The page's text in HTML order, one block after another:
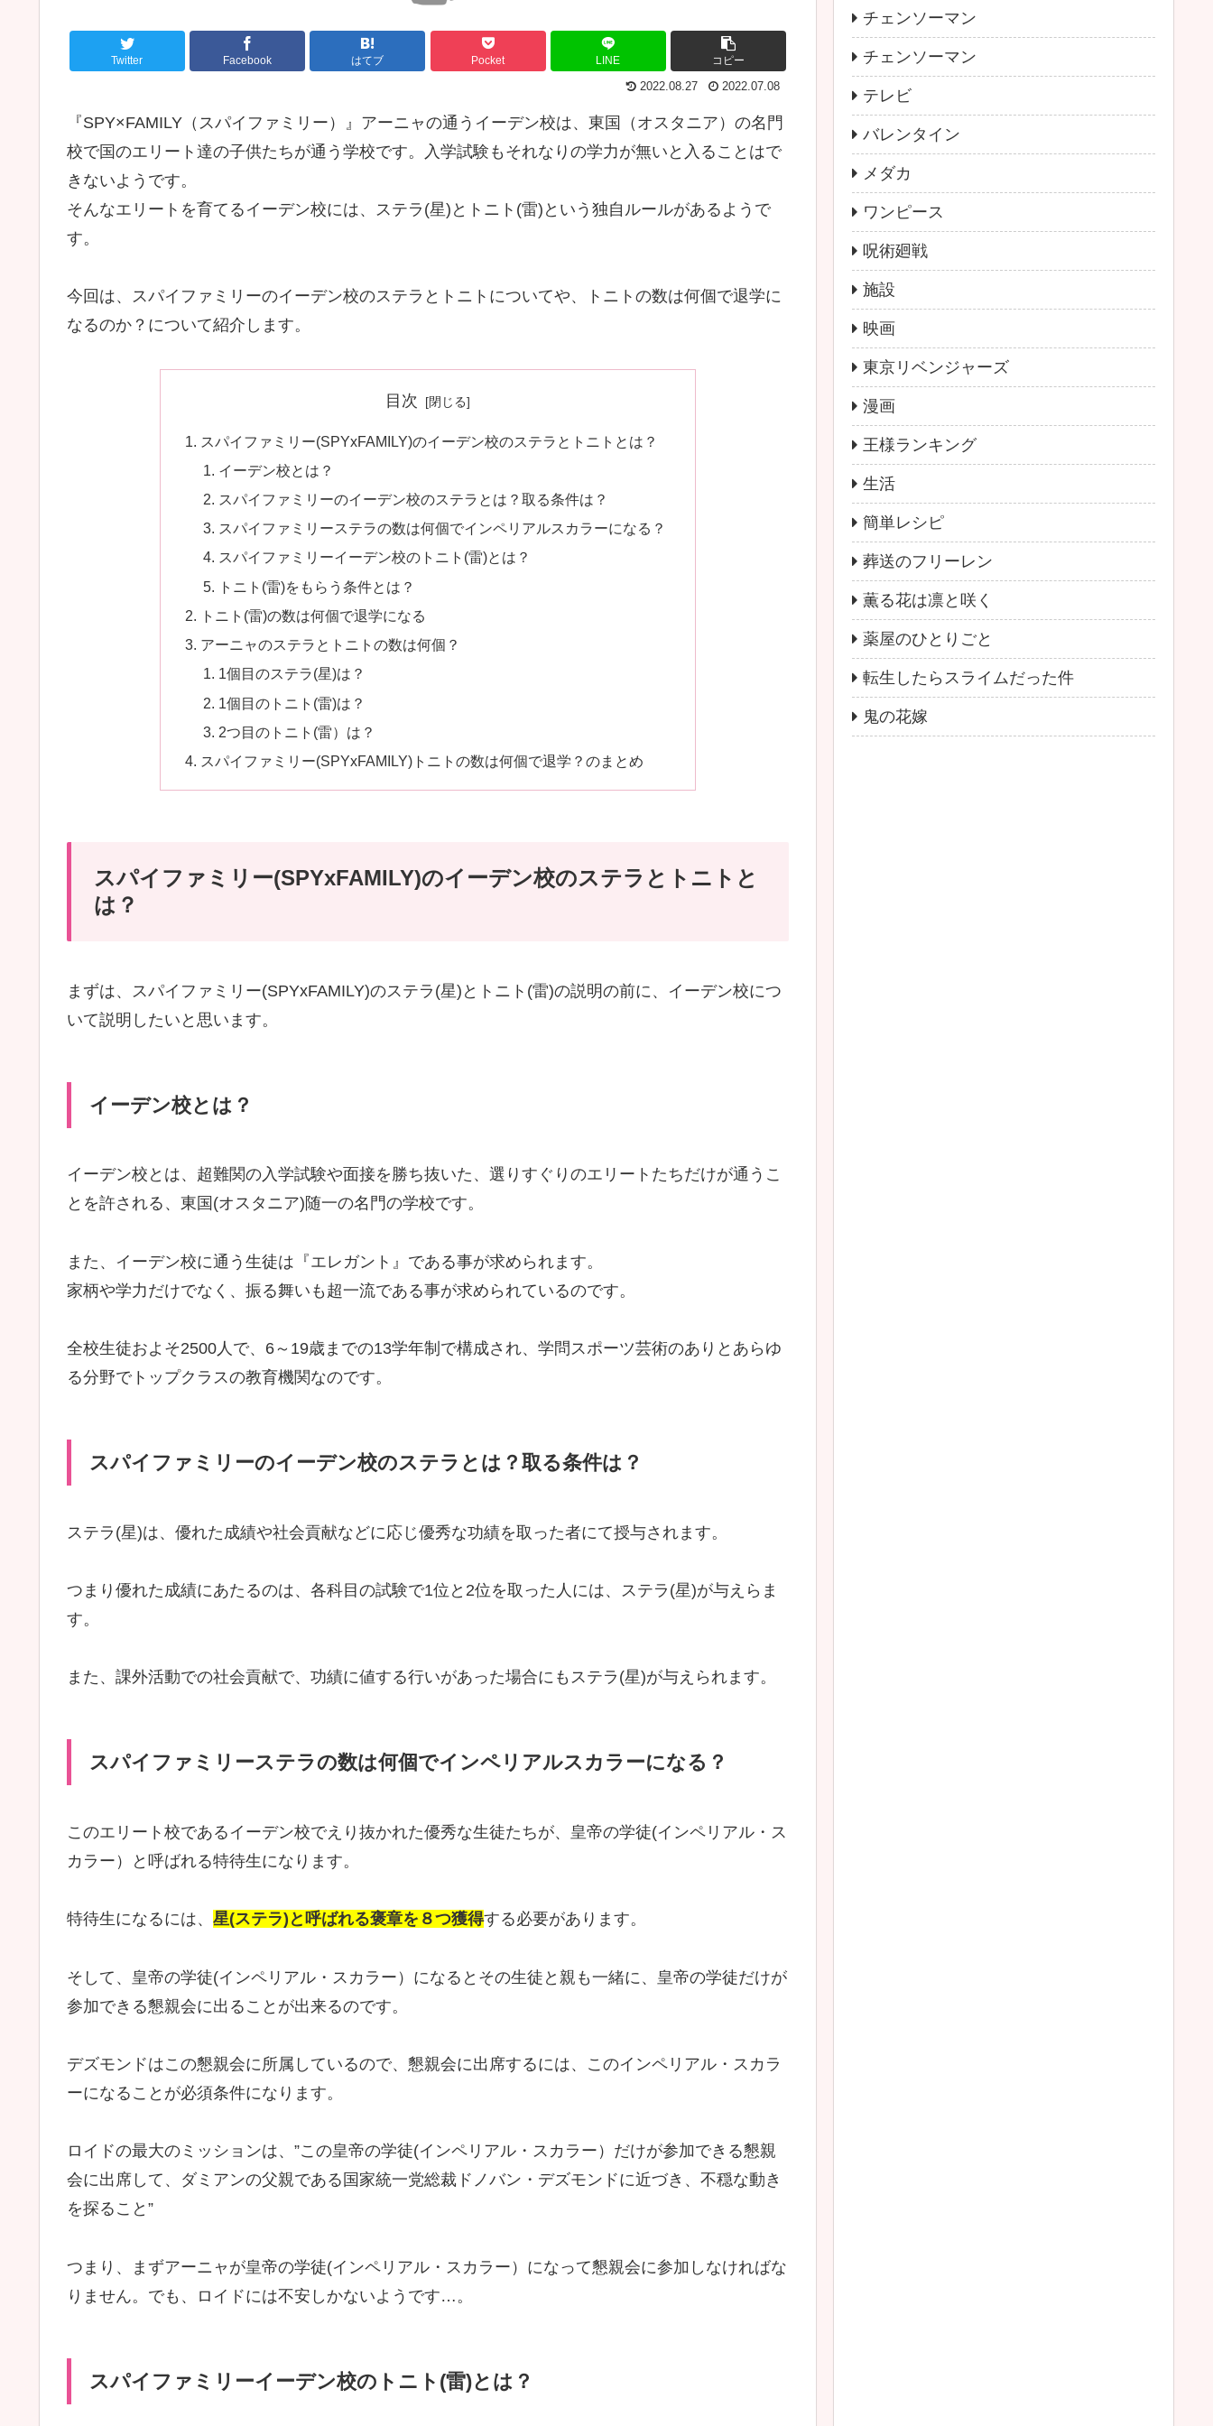
Twitter Facebook はてブ Pocket LINE コピー
2022.08.27 2022.07.08
『SPY×FAMILY（スパイファミリー）』アーニャの通うイーデン校は、東国（オスタニア）の名門
校で国のエリート達の子供たちが通う学校です。入学試験もそれなりの学力が無いと入ることはで
きないようです。
そんなエリートを育てるイーデン校には、ステラ(星)とトニト(雷)という独自ルールがあるようで
す。
今回は、スパイファミリーのイーデン校のステラとトニトについてや、トニトの数は何個で退学に
なるのか？について紹介します。
目次
スパイファミリー(SPYxFAMILY)のイーデン校のステラとトニトとは？
イーデン校とは？
スパイファミリーのイーデン校のステラとは？取る条件は？
スパイファミリーステラの数は何個でインペリアルスカラーになる？
スパイファミリーイーデン校のトニト(雷)とは？
トニト(雷)をもらう条件とは？
トニト(雷)の数は何個で退学になる
アーニャのステラとトニトの数は何個？
1個目のステラ(星)は？
1個目のトニト(雷)は？
2つ目のトニト(雷）は？
スパイファミリー(SPYxFAMILY)トニトの数は何個で退学？のまとめ
スパイファミリー(SPYxFAMILY)のイーデン校のステラとトニトと
は？
まずは、スパイファミリー(SPYxFAMILY)のステラ(星)とトニト(雷)の説明の前に、イーデン校につ
いて説明したいと思います。
イーデン校とは？
イーデン校とは、超難関の入学試験や面接を勝ち抜いた、選りすぐりのエリートたちだけが通うこ
とを許される、東国(オスタニア)随一の名門の学校です。
また、イーデン校に通う生徒は『エレガント』である事が求められます。
家柄や学力だけでなく、振る舞いも超一流である事が求められているのです。
全校生徒およそ2500人で、6～19歳までの13学年制で構成され、学問スポーツ芸術のありとあらゆ
る分野でトップクラスの教育機関なのです。
スパイファミリーのイーデン校のステラとは？取る条件は？
ステラ(星)は、優れた成績や社会貢献などに応じ優秀な功績を取った者にて授与されます。
つまり優れた成績にあたるのは、各科目の試験で1位と2位を取った人には、ステラ(星)が与えらま
す。
また、課外活動での社会貢献で、功績に値する行いがあった場合にもステラ(星)が与えられます。
スパイファミリーステラの数は何個でインペリアルスカラーになる？
このエリート校であるイーデン校でえり抜かれた優秀な生徒たちが、皇帝の学徒(インペリアル・ス
カラー）と呼ばれる特待生になります。
特待生になるには、 星(ステラ)と呼ばれる褒章を８つ獲得する必要があります。
そして、皇帝の学徒(インペリアル・スカラー）になるとその生徒と親も一緒に、皇帝の学徒だけが
参加できる懇親会に出ることが出来るのです。
デズモンドはこの懇親会に所属しているので、懇親会に出席するには、このインペリアル・スカラ
ーになることが必須条件になります。
ロイドの最大のミッションは、”この皇帝の学徒(インペリアル・スカラー）だけが参加できる懇親
会に出席して、ダミアンの父親である国家統一党総裁ドノバン・デズモンドに近づき、不穏な動き
を探ること”
つまり、まずアーニャが皇帝の学徒(インペリアル・スカラー）になって懇親会に参加しなければな
りません。でも、ロイドには不安しかないようです…。
スパイファミリーイーデン校のトニト(雷)とは？
チェンソーマン
チェンソーマン
テレビ
バレンタイン
メダカ
ワンピース
呪術廻戦
施設
映画
東京リベンジャーズ
漫画
王様ランキング
生活
簡単レシピ
葬送のフリーレン
薫る花は凛と咲く
薬屋のひとりごと
転生したらスライムだった件
鬼の花嫁